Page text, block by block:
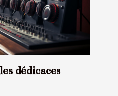
dédicaces